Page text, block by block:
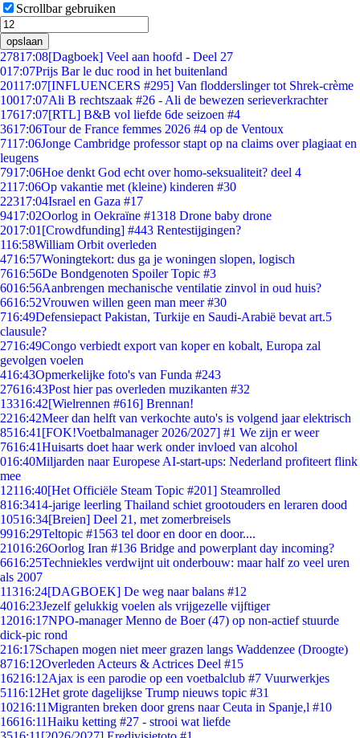
Scrollbar gebruiken
opslaan
27817:08[Dagboek] Veel aan hoofd - Deel 27
017:07Prijs Bar le duc rood in het buitenland
20117:07[INFLUENCERS #295] Van flodderslinger tot Shrek-crème
10017:07Ali B rechtszaak #26 - Ali de bewezen serieverkrachter
17617:07[RTL] B&B vol liefde 6de seizoen #4
3617:06Tour de France femmes 2026 #4 op de Ventoux
7117:06Jonge Cambridge professor stapt op na claims over plagiaat en
leugens
7917:06Hoe denkt God echt over homo-seksualiteit? deel 4
2117:06Op vakantie met (kleine) kinderen #30
22317:04Israel en Gaza #17
9417:02Oorlog in Oekraïne #1318 Drone baby drone
2017:01 [Crowdfunding] #443 Rentestijgingen?
116:58William Orbit overleden
4716:57Woningtekort: dus ga je woningen slopen, logisch
7616:56De Bondgenoten Spoiler Topic #3
6016:56Aanbrengen mechanische ventilatie zinvol in oud huis?
6616:52Vrouwen willen geen man meer #30
716:49Defensiepact Pakistan, Turkije en Saudi-Arabië bevat art.5
clausule?
2716:49Congo verbiedt export van koper en kobalt, Europa zal
gevolgen voelen
416:43Opmerkelijke foto's van Funda #243
27616:43Post hier pas overleden muzikanten #32
13316:42[Wielrennen #616] Brennan!
2216:42Meer dan helft van verkochte auto's is volgend jaar elektrisch
8516:41 [FOK!Voetbalmanager 2026/2027] #1 We zijn er weer
7616:41Huisarts doet haar werk onder invloed van alcohol
016:40Miljarden naar Europese AI-start-ups: Nederland profiteert flink
mee
12116:40[Het Officiële Steam Topic #201] Steamrolled
816:3414-jarige leerling Thailand schiet grootouders en leraren dood
10516:34[Breien] Deel 21, met zomerbreisels
9916:29Teltopic #1563 tel door en door en door....
21016:26Oorlog Iran #136 Bridge and powerplant day incoming?
6616:25Techniekles verdwijnt uit onderbouw: maar half zo veel uren
als 2007
11316:24[DAGBOEK] De weg naar balans #12
4016:23Jezelf gelukkig voelen als vrijgezelle vijftiger
12016:17NPO-manager Menno de Boer (47) op non-actief stuurde
dick-pic rond
216:17Schapen mogen niet meer grazen langs Waddenzee (Droogte)
8716:12Overleden Acteurs & Actrices Deel #15
16216:12Ajax is een parodie op een voetbalclub #7 Vuurwerkjes
5116:12Het grote dagelijkse Trump nieuws topic #31
10216:11Migranten breken door grens naar Ceuta in Spanje,l #10
16616:11Haiku ketting #27 - strooi wat liefde